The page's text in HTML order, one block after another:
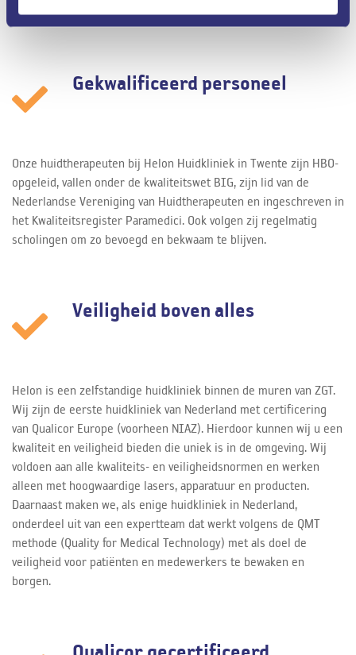
Gekwalificeerd personeel
Onze huidtherapeuten bij Helon Huidkliniek in Twente zijn HBO-
opgeleid, vallen onder de kwaliteitswet BIG, zijn lid van de
Nederlandse Vereniging van Huidtherapeuten en ingeschreven in
het Kwaliteitsregister Paramedici. Ook volgen zij regelmatig
scholingen om zo bevoegd en bekwaam te blijven.
Veiligheid boven alles
Helon is een zelfstandige huidkliniek binnen de muren van ZGT.
Wij zijn de eerste huidkliniek van Nederland met certificering
van Qualicor Europe (voorheen NIAZ). Hierdoor kunnen wij u een
kwaliteit en veiligheid bieden die uniek is in de omgeving. Wij
voldoen aan alle kwaliteits- en veiligheidsnormen en werken
alleen met hoogwaardige lasers, apparatuur en producten.
Daarnaast maken we, als enige huidkliniek in Nederland,
onderdeel uit van een expertteam dat werkt volgens de QMT
methode (Quality for Medical Technology) met als doel de
veiligheid voor patiënten en medewerkers te bewaken en
borgen.